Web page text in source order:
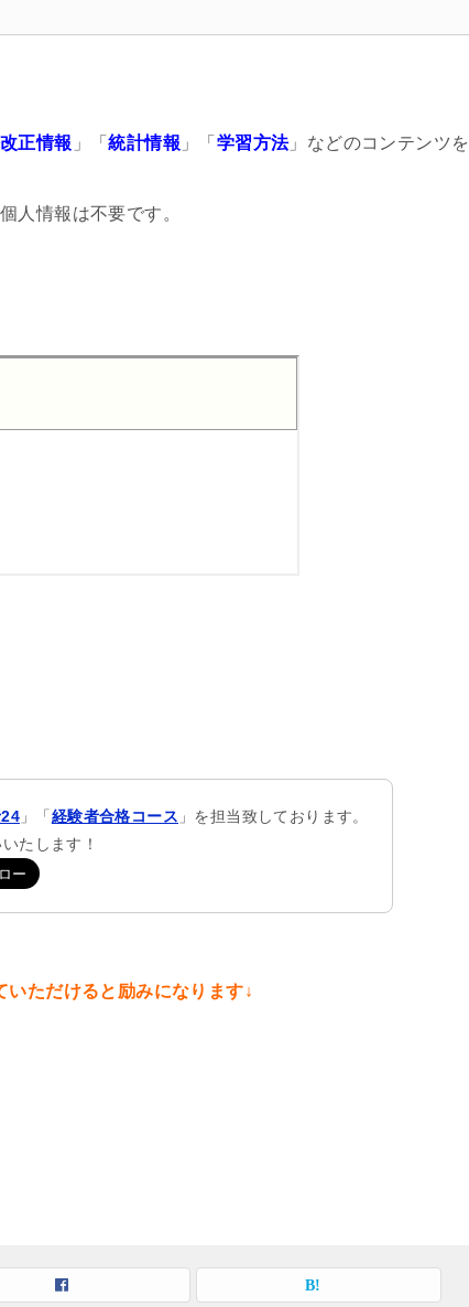
正情報 」「統計情報 」「 学習方法」などのコンテンツを
人情報は不要です。
」「 経験者合格コース 」を担当致しております。
たします！
ただけると励みになります↓